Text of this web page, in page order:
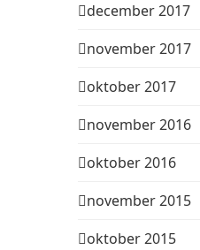
december 2017
november 2017
oktober 2017
november 2016
oktober 2016
november 2015
oktober 2015